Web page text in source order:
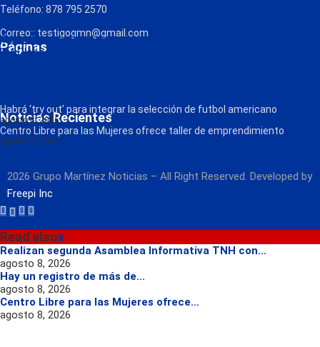
Teléfono: 878 795 2570
Correo:: testigogmn@gmail.com
Páginas
¡Descarga nuestra App!
FM Globo
Radio
Noticias Recientes
Habrá ‘try out’ para integrar la selección de futbol americano
agosto 8, 2026
Centro Libre para las Mujeres ofrece taller de emprendimiento
agosto 8, 2026
2026 Grupo Martínez Noticias – All Right Reserved. Developed by
Freepi Inc
Read alsox
Realizan segunda Asamblea Informativa TNH con...
agosto 8, 2026
Hay un registro de más de...
agosto 8, 2026
Centro Libre para las Mujeres ofrece...
agosto 8, 2026